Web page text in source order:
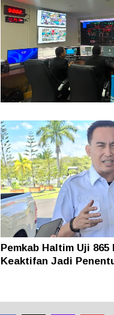
Kebutuhan Energi
Listrik PLN UIW MMU
Persen di Semester I
Pemkab Haltim Uji
Keaktifan Jadi